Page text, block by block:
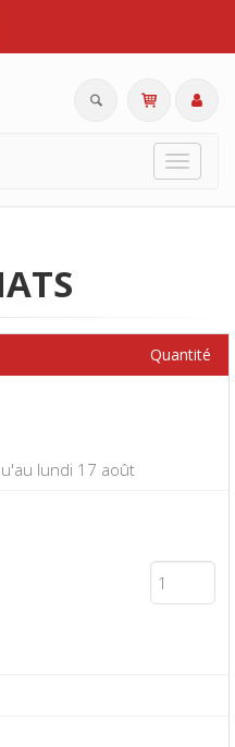
Toggle
lundi 17 août
Quantité